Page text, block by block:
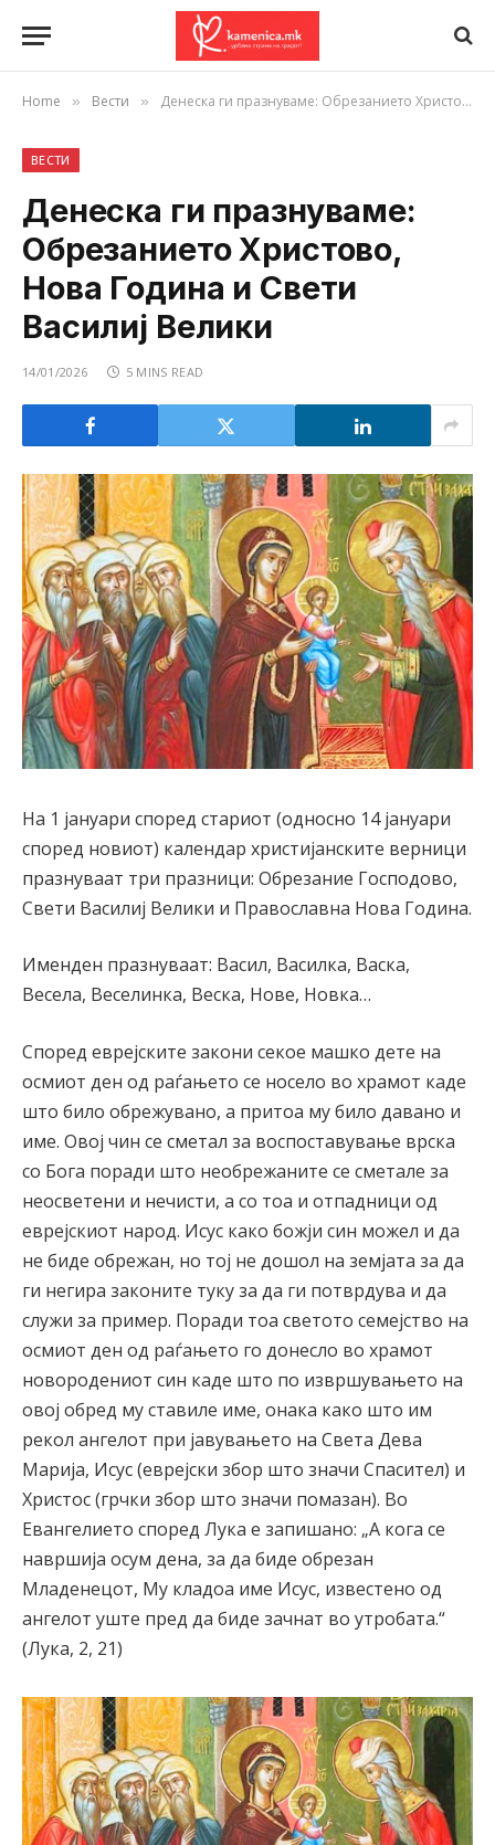
Home » Вести » Денеска ги празнуваме: Oбрезанието Христово, Нова Година и Свети Василиј Велики
ВЕСТИ
Денеска ги празнуваме:
Oбрезанието Христово,
Нова Година и Свети
Василиј Велики
14/01/2026 5 MINS READ
На 1 јануари според стариот (односно 14 јануари
според новиот) календар христијанските верници
празнуваат три празници: Обрезание Господово,
Свети Василиј Велики и Православна Нова Година.
Именден празнуваат: Васил, Василка, Васка,
Весела, Веселинка, Веска, Нове, Новка…
Според еврејските закони секое машко дете на
осмиот ден од раѓањето се носело во храмот каде
што било обрежувано, а притоа му било давано и
име. Овој чин се сметал за воспоставување врска
со Бога поради што необрежаните се сметале за
неосветени и нечисти, а со тоа и отпадници од
еврејскиот народ. Исус како божји син можел и да
не биде обрежан, но тој не дошол на земјата за да
ги негира законите туку за да ги потврдува и да
служи за пример. Поради тоа светото семејство на
осмиот ден од раѓањето го донесло во храмот
новородениот син каде што по извршувањето на
овој обред му ставиле име, онака како што им
рекол ангелот при јавувањето на Света Дева
Марија, Исус (еврејски збор што значи Спасител) и
Христос (грчки збор што значи помазан). Во
Евангелието според Лука е запишано: „А кога се
навршија осум дена, за да биде обрезан
Младенецот, Му кладоа име Исус, известено од
ангелот уште пред да биде зачнат во утробата.“
(Лука, 2, 21)